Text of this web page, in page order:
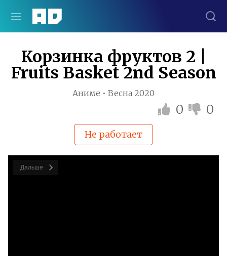
Корзинка фруктов 2 |
Fruits Basket 2nd Season
Аниме • Весна 2020
0 0
Не работает